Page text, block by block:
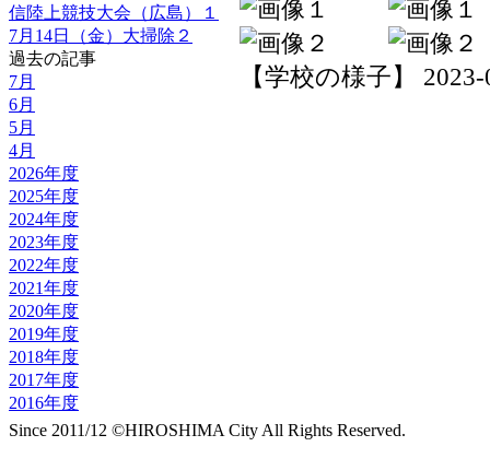
信陸上競技大会（広島）１
7月14日（金）大掃除２
過去の記事
7月
6月
5月
4月
2026年度
2025年度
2024年度
2023年度
2022年度
2021年度
2020年度
2019年度
2018年度
2017年度
2016年度
【学校の様子】
Since 2011/12 ©HIROSHIMA City All Rights Reserved.